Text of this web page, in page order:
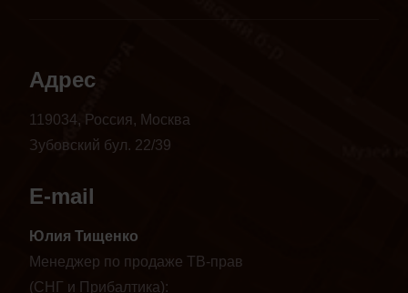
Адрес
119034, Россия, Москва
Зубовский бул. 22/39
E-mail
Юлия Тищенко
Менеджер по продаже ТВ-прав
(СНГ и Прибалтика):